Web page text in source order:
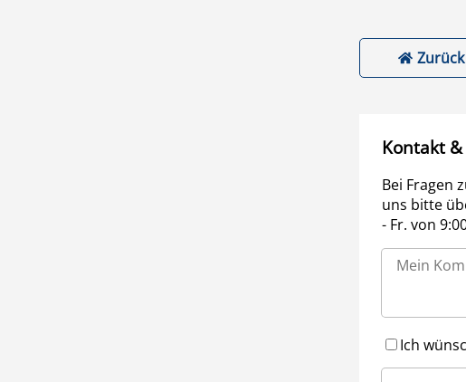
Kontakt
Bei Fragen
uns bitte
- Fr. von
Ich